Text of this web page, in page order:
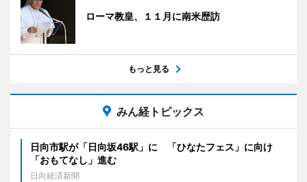
ローマ教皇、１１月に南米歴訪
もっと見る
みん経トピックス
日向市駅が「日向坂46駅」に 「ひなたフェス」に向け
「おもてなし」進む
日向経済新聞